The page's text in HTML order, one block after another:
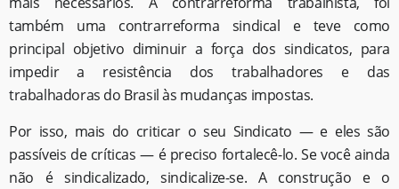
também uma contrarreforma sindical e teve como
principal objetivo diminuir a força dos sindicatos, para
impedir a resistência dos trabalhadores e das
trabalhadoras do Brasil às mudanças impostas.
Por isso, mais do criticar o seu Sindicato — e eles são
passíveis de críticas — é preciso fortalecê-lo. Se você ainda
não é sindicalizado, sindicalize-se. A construção e o